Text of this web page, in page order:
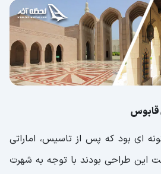
قابوس
ای بود که پس از تاسیس، اماراتی
این طراحی بودند با توجه به شهرت